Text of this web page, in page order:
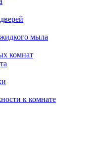
мыла
комнат
к комнате